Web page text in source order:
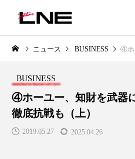
グローバルビューティ＆ヘルスケアビジネ
LIFESTYLE
ニュース BUSINESS ④ホー
BUSINESS
④ホーユー、知財を武器
徹底抗戦も（上）
2019.05.27 2025.04.26